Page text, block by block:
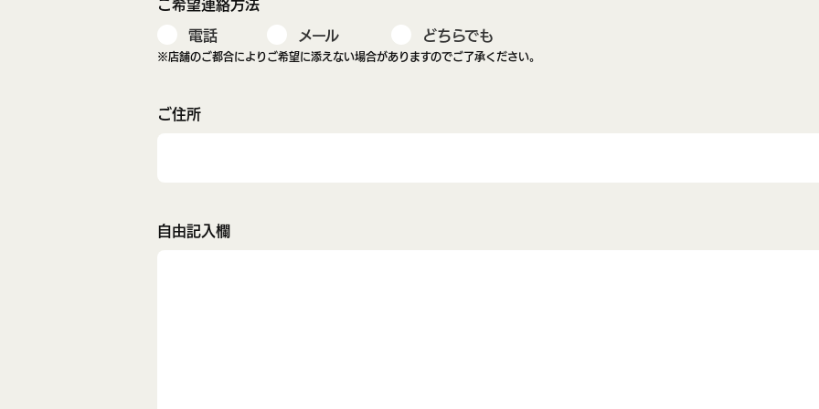
ご希望連絡方法
電話 メール どちらでも
※店舗のご都合によりご希望に添えない場合がありますのでご了承ください。
ご住所
自由記入欄